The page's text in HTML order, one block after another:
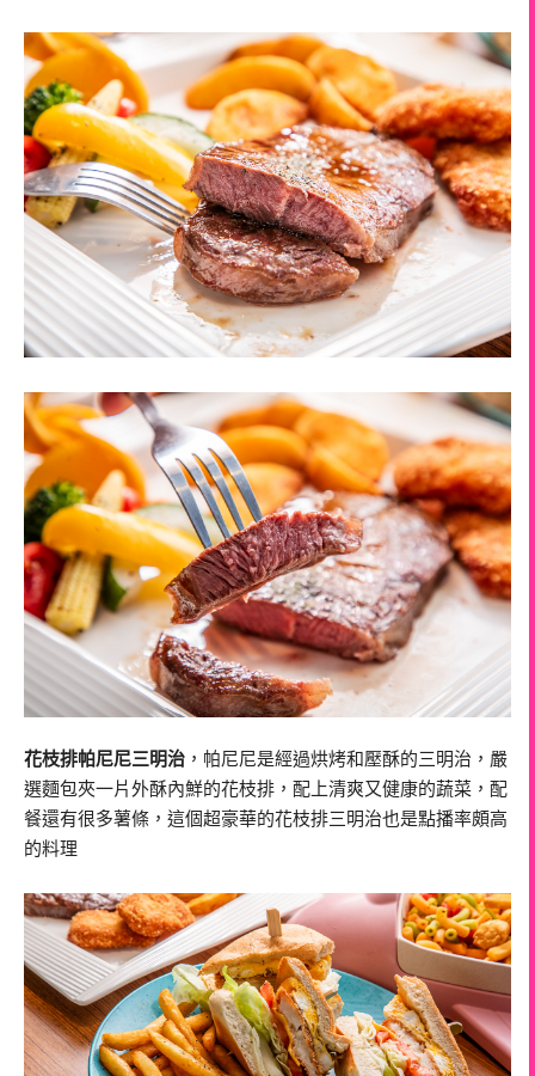
花枝排帕尼尼三明治 ，帕尼尼是經過烘烤和壓酥的三明治，嚴
選麵包夾一片外酥內鮮的花枝排，配上清爽又健康的蔬菜，配
餐還有很多薯條，這個超豪華的花枝排三明治也是點播率頗高
的料理